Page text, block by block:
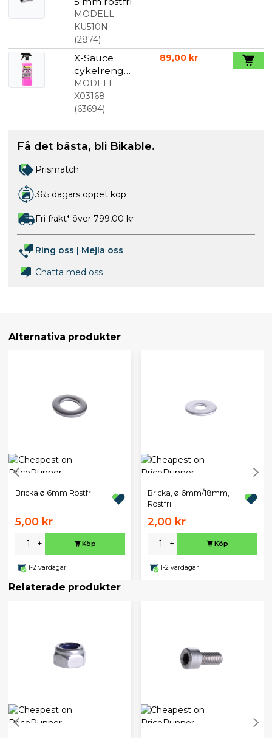
MODELL:
KU510N
(2874)
X-Sauce
cykelrengö
ring/avfettni
ng 900ml
spray
MODELL:
X03168
(63694)
89,00 kr
Få det bästa, bli Bikable.
Prismatch
365 dagars öppet köp
Fri frakt* över 799,00 kr
Ring oss | Mejla oss
Chatta med oss
Alternativa produkter
Bricka ø 6mm Rostfri
5,00 kr
- + Köp
1-2 vardagar
Bricka, ø 6mm/18mm,
Rostfri
2,00 kr
- + Köp
1-2 vardagar
Relaterade produkter